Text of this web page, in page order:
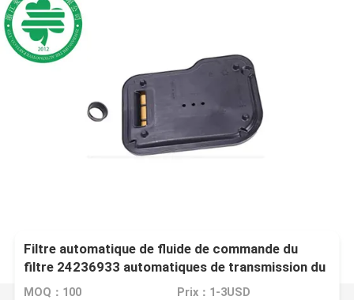
Filtre automatique de fluide de commande du
filtre 24236933 automatiques de transmission du
GM 07-22
MOQ：100 Prix：1-3USD